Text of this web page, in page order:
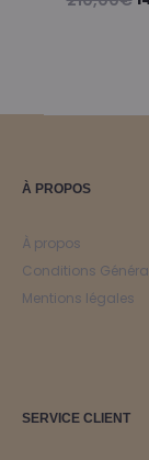
À PROPOS
À propos
Conditions
Mentions légales
SERVICE CLIENT